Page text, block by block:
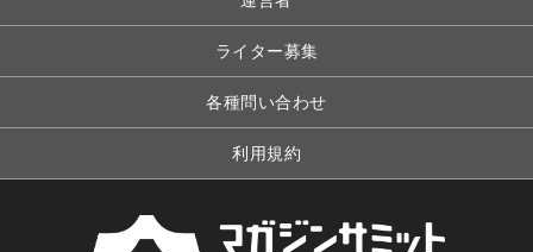
ライター募集
各種問い合わせ
利用規約